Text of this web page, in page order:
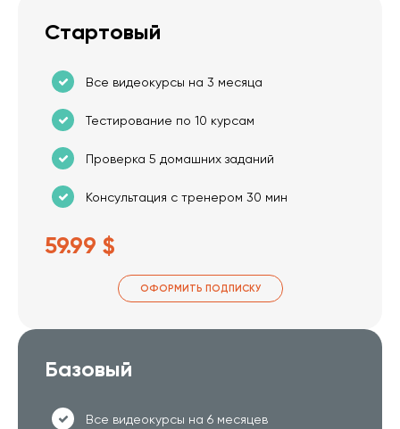
Стартовый
Все видеокурсы на 3 месяца
Тестирование по 10 курсам
Проверка 5 домашних заданий
Консультация с тренером 30 мин
59.99 $
ОФОРМИТЬ ПОДПИСКУ
Базовый
Все видеокурсы на 6 месяцев